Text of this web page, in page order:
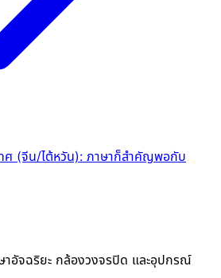
ทศ (จีน/ไต้หวัน): ภาษาก็สำคัญพอกับ
าอัจฉริยะ กล้องวงจรปิด และอุปกรณ์